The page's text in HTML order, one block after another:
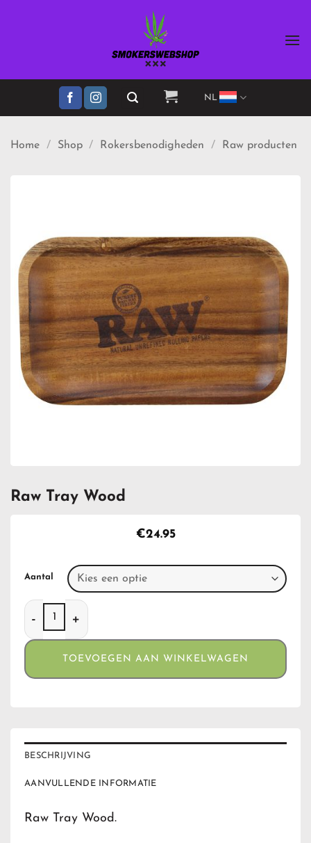
NL
Home / Shop / Rokersbenodigheden / Raw producten
Raw Tray Wood
€24.95
Aantal
Raw Tray Wood aantal
TOEVOEGEN AAN WINKELWAGEN
BESCHRIJVING
AANVULLENDE INFORMATIE
Raw Tray Wood.